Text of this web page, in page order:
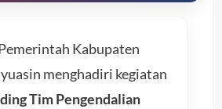
Kabupaten
menghadiri kegiatan
Tim Pengendalian